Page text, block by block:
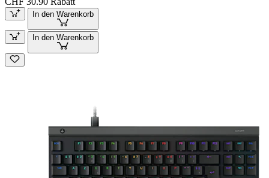
In den Warenkorb
In den Warenkorb